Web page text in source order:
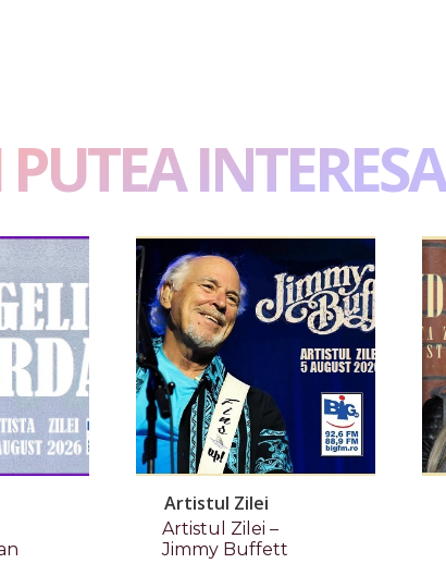
INTERESA
Artistul Zilei
Artistul Zilei –
Jimmy Buffett